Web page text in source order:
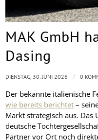
MAK GmbH
Dasing
Der bekannte italienische
wie bereits berichtet –
Markt strategisch aus. Das
deutsche
Partner vor Ort noch
DIENSTAG, 30. JUNI 2026 / 0